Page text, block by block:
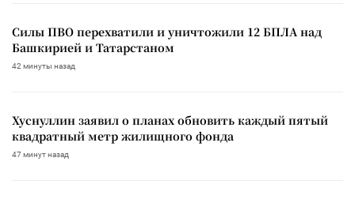
Силы ПВО перехватили и уничтожили 12 БПЛА над
Башкирией и Татарстаном
42 минуты назад
Хуснуллин заявил о планах обновить каждый пятый
квадратный метр жилищного фонда
47 минут назад